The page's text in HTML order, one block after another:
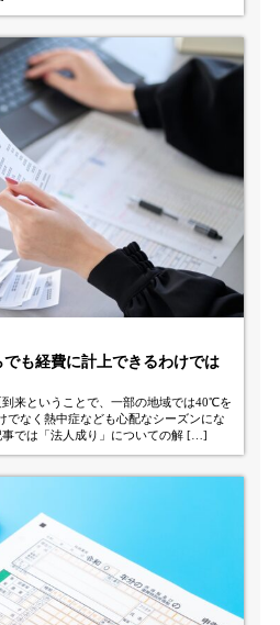
も経費に計上できるわけでは
来ということで、一部の地域では40℃を
でなく熱中症なども心配なシーズンにな
では「法人成り」についての解 […]